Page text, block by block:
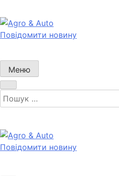
до
вмісту
Новини агротеху та логістики
Повідомити новину
Меню
Пошук:
Agro & Auto
Новини агротеху та логістики
Повідомити новину